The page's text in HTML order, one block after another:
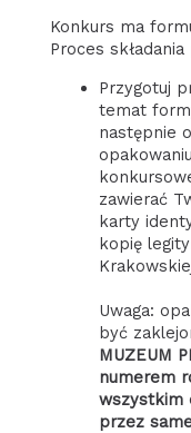
Konkurs ma
Proces
Przygotuj
temat
następnie
zawierać
karty
kopię
Uwaga:
być
MUZEUM
numerem
wszystkim
przez